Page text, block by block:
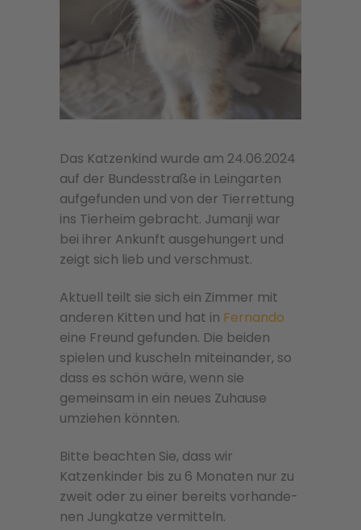
Das Katzenkind wurde am 24.06.2024
auf der Bundesstraße in Leingarten
aufgefunden und von der Tierrettung
ins Tierheim gebracht. Jumanji war
bei ihrer Ankunft ausgehungert und
zeigt sich lieb und verschmust.
Aktuell teilt sie sich ein Zimmer mit
anderen Kitten und hat in Fernando
eine Freund gefunden. Die beiden
spielen und kuscheln miteinander, so
dass es schön wäre, wenn sie
gemeinsam in ein neues Zuhause
umziehen könnten.
Bitte beachten Sie, dass wir
Katzenkinder bis zu 6 Monaten nur zu
zweit oder zu einer bere­its vorhan­de­
nen Jungkatze ver­mit­teln.